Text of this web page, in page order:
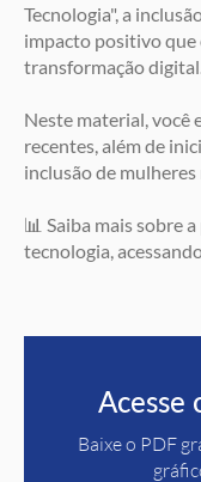
Tecnologia", a
impacto positivo que
transformação
Neste material, você
recentes, além de
inclusão de mulheres
📊 Saiba mais sobre
tecnologia,
Acesse
Baixe o PDF